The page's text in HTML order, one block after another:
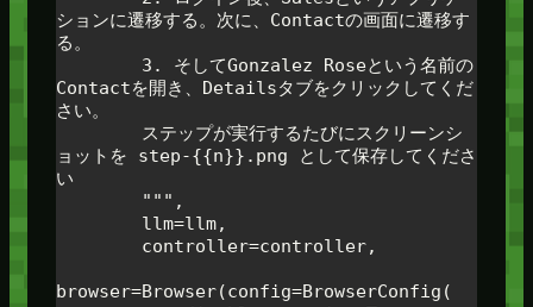
ションに遷移する。次に、Contactの画面に遷移す
る。
Contactを開き、Detailsタブをクリックしてくだ
さい。
ョットを step-{{n}}.png として保存してくださ
い
browser=Browser(config=BrowserConfig(